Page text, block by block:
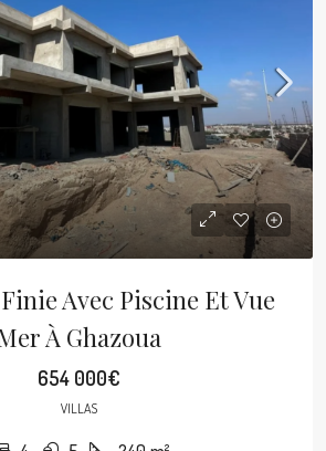
Avec Piscine Et Vue
À Ghazoua
654 000€
VILLAS